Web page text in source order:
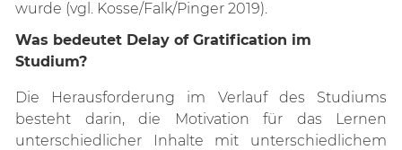
wurde (vgl. Kosse/Falk/Pinger 2019).
Was bedeutet Delay of Gratification im
Studium?
Die Herausforderung im Verlauf des Studiums
besteht darin, die Motivation für das Lernen
unterschiedlicher Inhalte mit unterschiedlichem